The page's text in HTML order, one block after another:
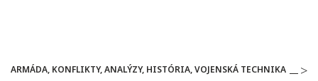
ARMÁDA, KONFLIKTY, ANALÝZY, HISTÓRIA, VOJENSKÁ TECHNIKA